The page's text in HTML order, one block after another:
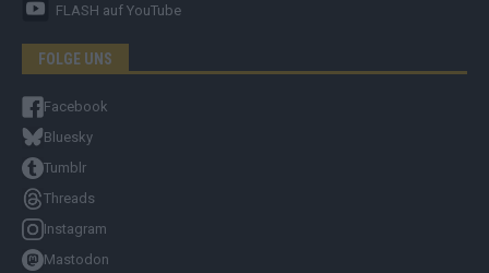
FLASH auf YouTube
FOLGE UNS
Facebook
Bluesky
Tumblr
Threads
Instagram
Mastodon